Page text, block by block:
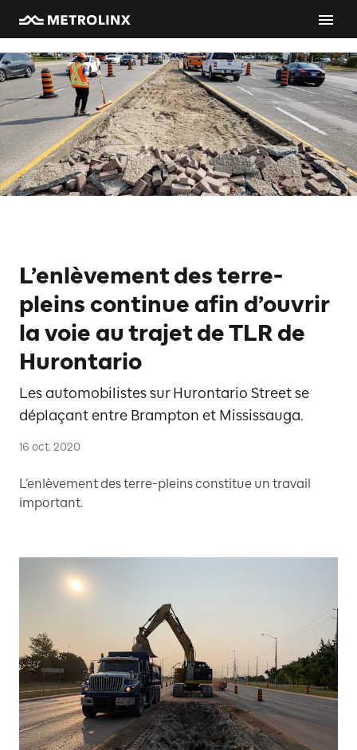
L’enlèvement des terre-
pleins continue afin d’ouvrir
la voie au trajet de TLR de
Hurontario
Les automobilistes sur Hurontario Street se
déplaçant entre Brampton et Mississauga.
16 oct. 2020
L’enlèvement des terre-pleins constitue un travail
important.